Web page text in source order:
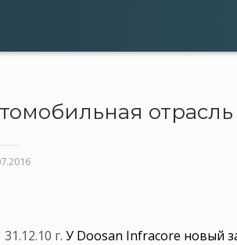
31.12.10 г. У Doosan Infracore новый